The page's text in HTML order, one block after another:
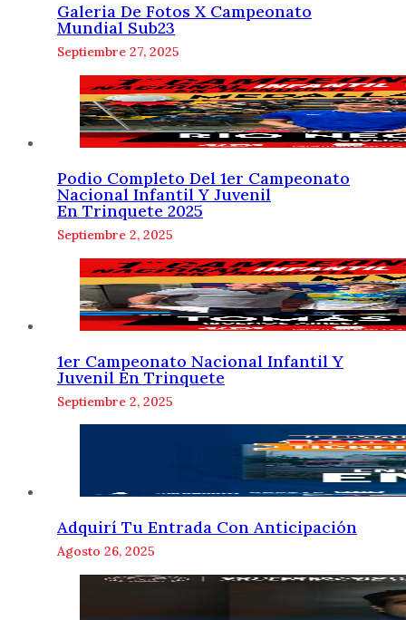
Galeria De Fotos X Campeonato
Mundial Sub23
Septiembre 27, 2025
Podio Completo Del 1er Campeonato
Nacional Infantil Y Juvenil
En Trinquete 2025
Septiembre 2, 2025
1er Campeonato Nacional Infantil Y
Juvenil En Trinquete
Septiembre 2, 2025
Adquirí Tu Entrada Con Anticipación
Agosto 26, 2025